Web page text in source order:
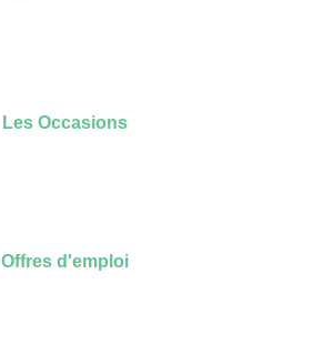
Les Occasions
Offres d'emploi